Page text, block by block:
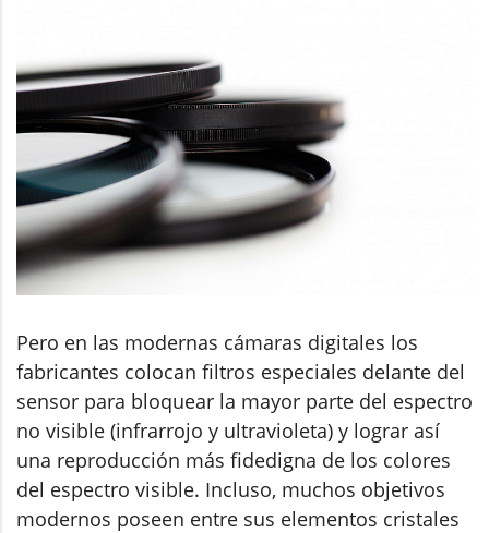
Pero en las modernas cámaras digitales los
fabricantes colocan filtros especiales delante del
sensor para bloquear la mayor parte del espectro
no visible (infrarrojo y ultravioleta) y lograr así
una reproducción más fidedigna de los colores
del espectro visible. Incluso, muchos objetivos
modernos poseen entre sus elementos cristales